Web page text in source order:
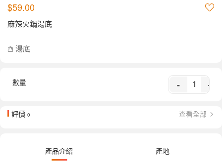
$59.00
麻辣火鍋湯底
湯底
數量 - +
評價 0 查看全部
產品介紹 產地